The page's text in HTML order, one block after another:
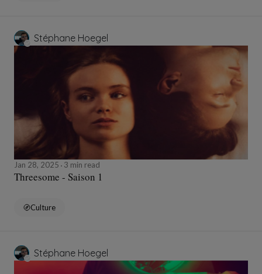
Stéphane Hoegel
Jan 28, 2025 3 min read
Threesome - Saison 1
Culture
Stéphane Hoegel